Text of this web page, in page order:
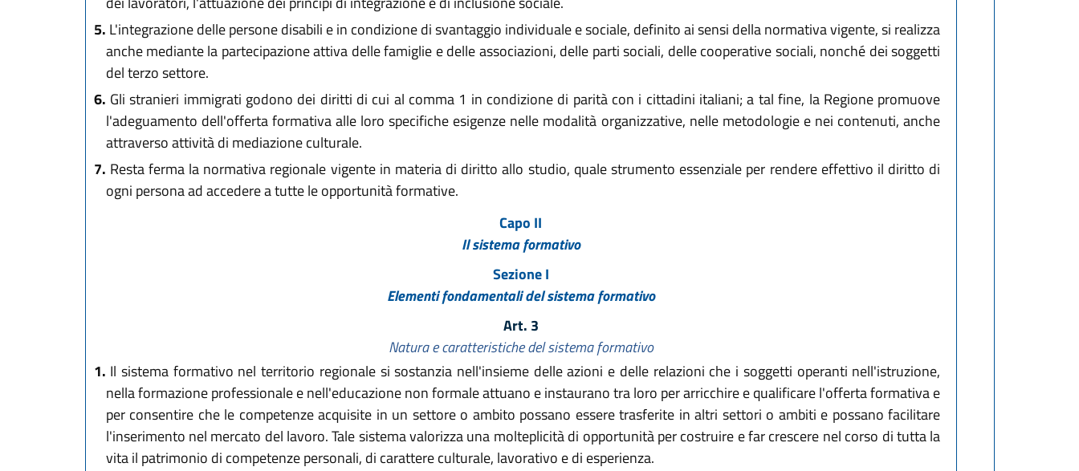
5. L'integrazione delle persone disabili e in condizione di svantaggio individuale e sociale, definito ai sensi della normativa vigente, si realizza
anche mediante la partecipazione attiva delle famiglie e delle associazioni, delle parti sociali, delle cooperative sociali, nonché dei soggetti
del terzo settore.
6. Gli stranieri immigrati godono dei diritti di cui al comma 1 in condizione di parità con i cittadini italiani; a tal fine, la Regione promuove
l'adeguamento dell'offerta formativa alle loro specifiche esigenze nelle modalità organizzative, nelle metodologie e nei contenuti, anche
attraverso attività di mediazione culturale.
7. Resta ferma la normativa regionale vigente in materia di diritto allo studio, quale strumento essenziale per rendere effettivo il diritto di
ogni persona ad accedere a tutte le opportunità formative.
Capo II
Il sistema formativo
Sezione I
Elementi fondamentali del sistema formativo
Art. 3
Natura e caratteristiche del sistema formativo
1. Il sistema formativo nel territorio regionale si sostanzia nell'insieme delle azioni e delle relazioni che i soggetti operanti nell'istruzione,
nella formazione professionale e nell'educazione non formale attuano e instaurano tra loro per arricchire e qualificare l'offerta formativa e
per consentire che le competenze acquisite in un settore o ambito possano essere trasferite in altri settori o ambiti e possano facilitare
l'inserimento nel mercato del lavoro. Tale sistema valorizza una molteplicità di opportunità per costruire e far crescere nel corso di tutta la
vita il patrimonio di competenze personali, di carattere culturale, lavorativo e di esperienza.